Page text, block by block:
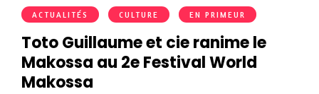
ACTUALITÉS CULTURE EN PRIMEUR
Toto Guillaume et cie ranime le
Makossa au 2e Festival World
Makossa